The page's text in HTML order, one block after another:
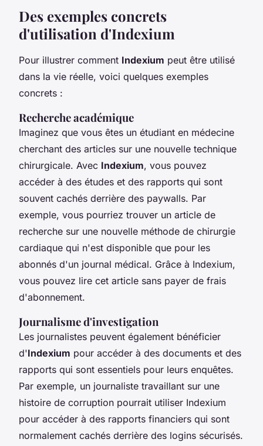
Des exemples concrets
d'utilisation d'Indexium
Pour illustrer comment Indexium peut être utilisé
dans la vie réelle, voici quelques exemples
concrets :
Recherche académique
Imaginez que vous êtes un étudiant en médecine
cherchant des articles sur une nouvelle technique
chirurgicale. Avec Indexium, vous pouvez
accéder à des études et des rapports qui sont
souvent cachés derrière des paywalls. Par
exemple, vous pourriez trouver un article de
recherche sur une nouvelle méthode de chirurgie
cardiaque qui n'est disponible que pour les
abonnés d'un journal médical. Grâce à Indexium,
vous pouvez lire cet article sans payer de frais
d'abonnement.
Journalisme d'investigation
Les journalistes peuvent également bénéficier
d'Indexium pour accéder à des documents et des
rapports qui sont essentiels pour leurs enquêtes.
Par exemple, un journaliste travaillant sur une
histoire de corruption pourrait utiliser Indexium
pour accéder à des rapports financiers qui sont
normalement cachés derrière des logins sécurisés.